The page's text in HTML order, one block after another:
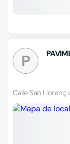
P
Calle San Llorenç